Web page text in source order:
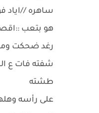
ساهره //اياد
هو بتعب
رغد ضحكت
شفته فات ع
طشته
على رأسه